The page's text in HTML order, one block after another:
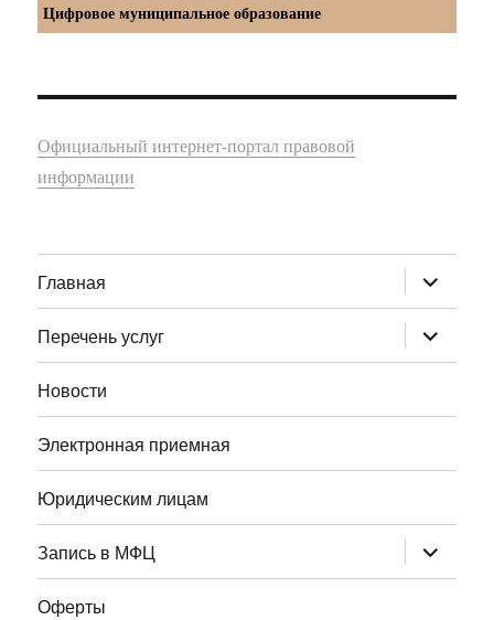
Цифровое муниципальное образование
Официальный интернет-портал правовой
информации
Главная раскрыть
дочернее
меню
Перечень услуг
раскрыть
дочернее
меню
Новости
Электронная приемная
Юридическим лицам
Запись в МФЦ раскрыть
дочернее
меню
Оферты